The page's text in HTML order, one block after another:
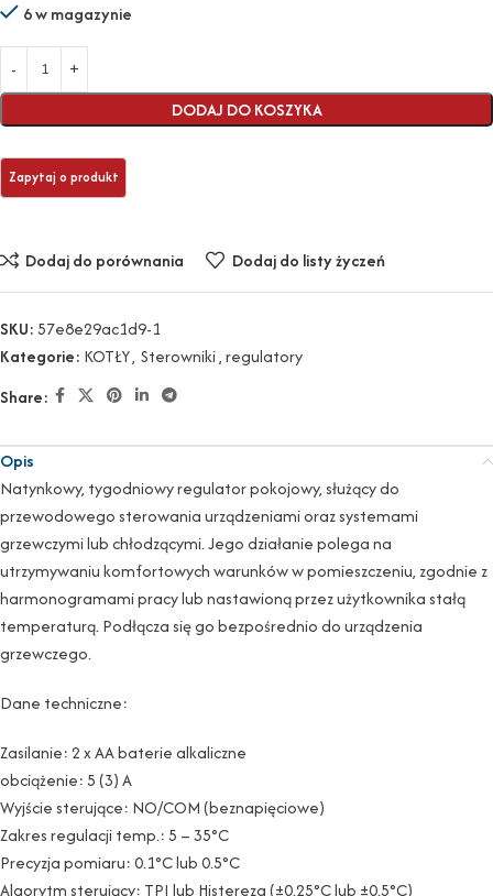
6 w magazynie
DODAJ DO KOSZYKA
Dodaj do porównania Dodaj do listy życzeń
SKU:57e8e29ac1d9-1
Kategorie: KOTŁY, Sterowniki , regulatory
Share:
Opis
Natynkowy, tygodniowy regulator pokojowy, służący do
przewodowego sterowania urządzeniami oraz systemami
grzewczymi lub chłodzącymi. Jego działanie polega na
utrzymywaniu komfortowych warunków w pomieszczeniu, zgodnie z
harmonogramami pracy lub nastawioną przez użytkownika stałą
temperaturą. Podłącza się go bezpośrednio do urządzenia
grzewczego.
Dane techniczne:
Zasilanie: 2 x AA baterie alkaliczne
obciążenie: 5 (3) A
Wyjście sterujące: NO/COM (beznapięciowe)
Zakres regulacji temp.: 5 – 35°C
Precyzja pomiaru: 0.1°C lub 0.5°C
Algorytm sterujący: TPI lub Histereza (±0.25°C lub ±0.5°C)